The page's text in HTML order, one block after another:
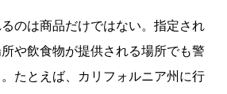
のは商品だけではない。指定され
や飲食物が提供される場所でも警
たとえば、カリフォルニア州に行